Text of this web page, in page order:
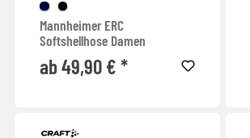
Mannheimer ERC
Softshellhose Damen
ab 49,90 € *